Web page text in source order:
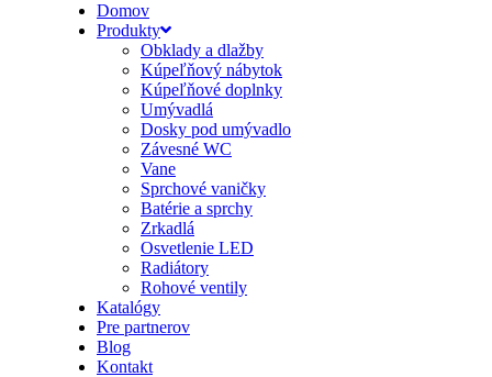
Domov
Produkty
Obklady a dlažby
Kúpeľňový nábytok
Kúpeľňové doplnky
Umývadlá
Dosky pod umývadlo
Závesné WC
Vane
Sprchové vaničky
Batérie a sprchy
Zrkadlá
Osvetlenie LED
Radiátory
Rohové ventily
Katalógy
Pre partnerov
Blog
Kontakt